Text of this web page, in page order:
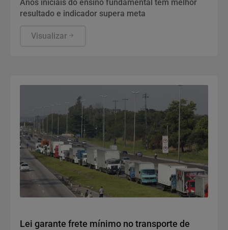
Anos iniciais do ensino fundamental têm melhor
resultado e indicador supera meta
Visualizar
Lei garante frete mínimo no transporte de